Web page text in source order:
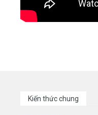
Kiến thức chung